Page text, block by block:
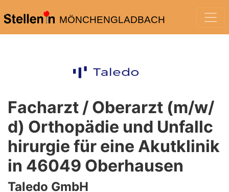
MÖNCHENGLADBACH
Facharzt / Oberarzt (m/w/
d) Orthopädie und Unfallc
hirurgie für eine Akutklinik
in 46049 Oberhausen
Taledo GmbH